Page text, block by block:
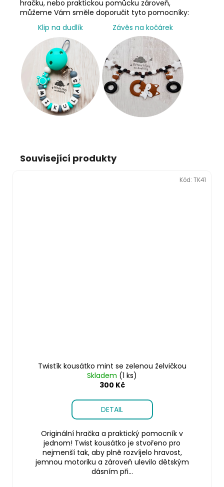
hračku, nebo praktickou pomůcku zároveň,
můžeme Vám směle doporučit tyto pomocníky:
Klip na dudlík
Závěs na kočárek
Související produkty
Twistík kousátko mint se zelenou želvičkou
Skladem (1 ks)
300 Kč
DETAIL
Originální hračka a praktický pomocník v
jednom! Twist kousátko je stvořeno pro
nejmenší tak, aby plně rozvíjelo hravost,
jemnou motoriku a zároveň ulevilo dětským
dásním při...
Kód: TK41